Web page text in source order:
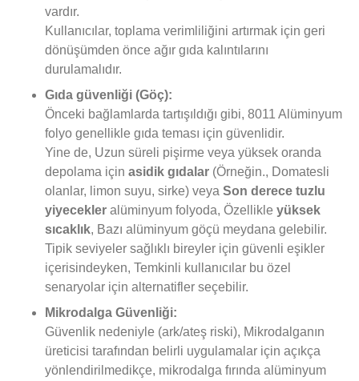
vardır.
Kullanıcılar, toplama verimliliğini artırmak için geri
dönüşümden önce ağır gıda kalıntılarını
durulamalıdır.
Gıda güvenliği (Göç):
Önceki bağlamlarda tartışıldığı gibi, 8011 Alüminyum
folyo genellikle gıda teması için güvenlidir.
Yine de, Uzun süreli pişirme veya yüksek oranda
depolama için asidik gıdalar (Örneğin., Domatesli
olanlar, limon suyu, sirke) veya Son derece tuzlu
yiyecekler alüminyum folyoda, Özellikle yüksek
sıcaklık, Bazı alüminyum göçü meydana gelebilir.
Tipik seviyeler sağlıklı bireyler için güvenli eşikler
içerisindeyken, Temkinli kullanıcılar bu özel
senaryolar için alternatifler seçebilir.
Mikrodalga Güvenliği:
Güvenlik nedeniyle (ark/ateş riski), Mikrodalganın
üreticisi tarafından belirli uygulamalar için açıkça
yönlendirilmedikçe, mikrodalga fırında alüminyum